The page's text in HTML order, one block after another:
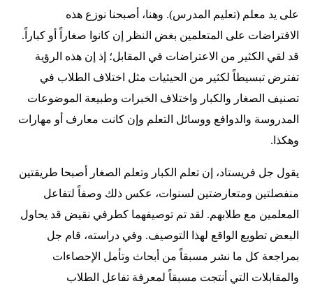
على يد معلم (تعليم المدرس). وهنا، أصبحنا نوزع هذه
الافتراضات على المتعلمين بغض النظر إن كانوا صغاراً أو كباراً.
قد لقي الكثير من الاعتراضات في المقابل؛ إذ إن هذه الرؤية
تفترض تبسيطاً لكثير من الحيثيات مثل اختلاف الطلاب في
تصنيف الصغار والكبار واختلاف الخبرات وطبيعة الموضوعات
المدروسة والدوافع ووسائل التعلم وإن كانت معارف أو مهارات
وهكذا.
يقول جل فريستاد، إن تعلم الكبار وتعلم الصغار أصبحا طريقتين
منفصلتين ومتعارضتين لسنوات، عكس ذلك وصفاً لتفاعل
المعلمين مع طلابهم. لقد تم توصيفهما كطرفي نقيض قد يحاول
البعض تطويع الواقع لهذا التوصيف. وفي دراسته، قام جل
بمراجعة كل ما نشر مسبقاً من أبحاث وتأمل الإحصاءات
والمقابلات التي أنتجت مسبقاً لمعرفة تفاعل الطلاب